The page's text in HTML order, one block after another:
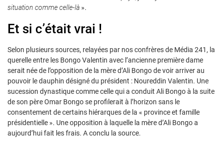
situation comme celle-là ».
Et si c’était vrai !
Selon plusieurs sources, relayées par nos confrères de Média 241, la
querelle entre les Bongo Valentin avec l’ancienne première dame
serait née de l’opposition de la mère d’Ali Bongo de voir arriver au
pouvoir le dauphin désigné du président : Noureddin Valentin. Une
sucession dynastique comme celle qui a conduit Ali Bongo à la suite
de son père Omar Bongo se profilerait à l’horizon sans le
consentement de certains hiérarques de la « province et famille
présidentielle ». Une opposition à laquelle la mère d’Ali Bongo a
aujourd’hui fait les frais. A conclu la source.